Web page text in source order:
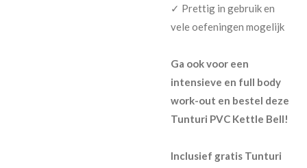
✓ Prettig in gebruik en
vele oefeningen mogelijk
Ga ook voor een
intensieve en full body
work-out en bestel deze
Tunturi PVC Kettle Bell!
Inclusief gratis Tunturi